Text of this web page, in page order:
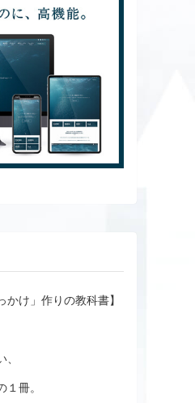
かけ」作りの教科書】
冊。